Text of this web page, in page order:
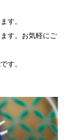
す。
す。お気軽にご
す。